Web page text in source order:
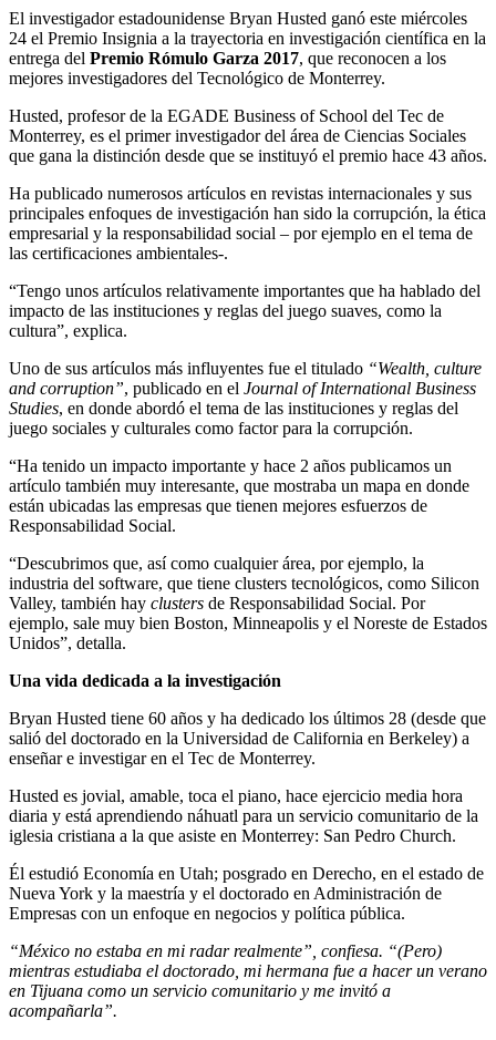
El investigador estadounidense Bryan Husted ganó este miércoles
24 el Premio Insignia a la trayectoria en investigación científica en la
entrega del Premio Rómulo Garza 2017, que reconocen a los
mejores investigadores del Tecnológico de Monterrey.
Husted, profesor de la EGADE Business of School del Tec de
Monterrey, es el primer investigador del área de Ciencias Sociales
que gana la distinción desde que se instituyó el premio hace 43 años.
Ha publicado numerosos artículos en revistas internacionales y sus
principales enfoques de investigación han sido la corrupción, la ética
empresarial y la responsabilidad social – por ejemplo en el tema de
las certificaciones ambientales-.
“Tengo unos artículos relativamente importantes que ha hablado del
impacto de las instituciones y reglas del juego suaves, como la
cultura”, explica.
Uno de sus artículos más influyentes fue el titulado “Wealth, culture
and corruption”, publicado en el Journal of International Business
Studies, en donde abordó el tema de las instituciones y reglas del
juego sociales y culturales como factor para la corrupción.
“Ha tenido un impacto importante y hace 2 años publicamos un
artículo también muy interesante, que mostraba un mapa en donde
están ubicadas las empresas que tienen mejores esfuerzos de
Responsabilidad Social.
“Descubrimos que, así como cualquier área, por ejemplo, la
industria del software, que tiene clusters tecnológicos, como Silicon
Valley, también hay clusters de Responsabilidad Social. Por
ejemplo, sale muy bien Boston, Minneapolis y el Noreste de Estados
Unidos”, detalla.
Una vida dedicada a la investigación
Bryan Husted tiene 60 años y ha dedicado los últimos 28 (desde que
salió del doctorado en la Universidad de California en Berkeley) a
enseñar e investigar en el Tec de Monterrey.
Husted es jovial, amable, toca el piano, hace ejercicio media hora
diaria y está aprendiendo náhuatl para un servicio comunitario de la
iglesia cristiana a la que asiste en Monterrey: San Pedro Church.
Él estudió Economía en Utah; posgrado en Derecho, en el estado de
Nueva York y la maestría y el doctorado en Administración de
Empresas con un enfoque en negocios y política pública.
“México no estaba en mi radar realmente”, confiesa. “(Pero)
mientras estudiaba el doctorado, mi hermana fue a hacer un verano
en Tijuana como un servicio comunitario y me invitó a
acompañarla”.